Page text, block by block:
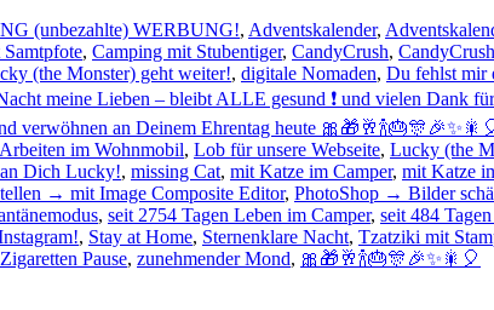
(unbezahlte) WERBUNG!, Adventskalender,
, Camping mit Stubentiger, CandyCrush,
(the Monster) geht weiter!, digitale Nomaden, Du fehlst mir
meine Lieben – bleibt ALLE gesund ❗ und vielen Dank
verwöhnen an Deinem Ehrentag heute
im Wohnmobil, Lob für unsere Webseite, Lucky (the
Dich Lucky!, missing Cat, mit Katze im Camper, mit Katze
→ mit Image Composite Editor, PhotoShop → Bilder
, seit 2754 Tagen Leben im Camper, seit 484
, Stay at Home, Sternenklare Nacht, Tzatziki mit
Pause, zunehmender Mond, 🎀🎁🥂🍾🎂🎊🎉✨🎇🎈